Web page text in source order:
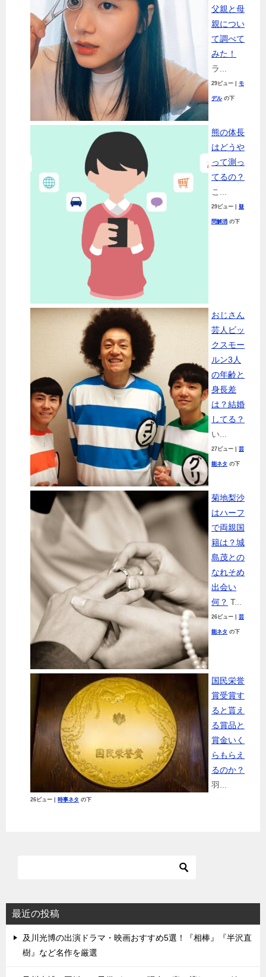
父親と母
親につい
て調べて
みた！
ラ...
29ビュー モ
デルの下
熊の体長
はどうや
って測っ
てるの？
こ...
29ビュー 疑
問解消 の下
おじさん
芸人ビッ
クスモー
ルン3人
の年齢と
身長差
は？結婚
してる？
い...
27ビュー 芸
能ネタ の下
菊地梨沙
はハーフ
で両親国
籍は？城
島茂との
なれそめ
出会い
何？ T...
26ビュー 芸
能ネタ の下
国民栄誉
賞受賞す
ると貰え
る賞品と
賞金いく
らもらえ
るのか？
羽...
26ビュー 時事ネタ の下
最近の投稿
及川光博の出演ドラマ・映画おすすめ5選！『相棒』『半沢直
樹』など名作を厳選